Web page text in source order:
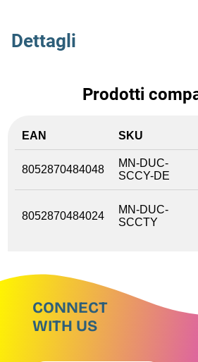
Dettagli
Prodotti
EAN SKU
8052870484048
MN-DUC-
SCCY-DE
8052870484024
MN-DUC-
SCCTY
CONNECT
WITH US